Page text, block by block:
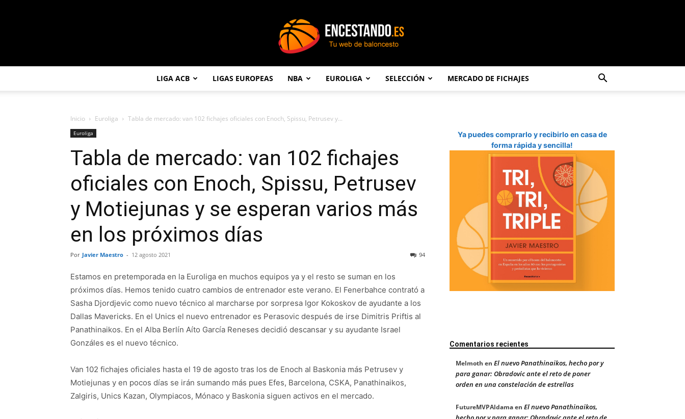
LIGA ACB LIGAS EUROPEAS NBA EUROLIGA SELECCIÓN MERCADO DE FICHAJES
Inicio Euroliga Tabla de mercado: van 102 fichajes oficiales con Enoch, Spissu, Petrusev y...
Euroliga
Tabla de mercado: van 102 fichajes
oficiales con Enoch, Spissu, Petrusev
y Motiejunas y se esperan varios más
en los próximos días
Por Javier Maestro - 12 agosto 2021 94
Estamos en pretemporada en la Euroliga en muchos equipos ya y el resto se suman en los
próximos días. Hemos tenido cuatro cambios de entrenador este verano. El Fenerbahce contrató a
Sasha Djordjevic como nuevo técnico al marcharse por sorpresa Igor Kokoskov de ayudante a los
Dallas Mavericks. En el Unics el nuevo entrenador es Perasovic después de irse Dimitris Priftis al
Panathinaikos. En el Alba Berlín Aíto García Reneses decidió descansar y su ayudante Israel
Gonzáles es el nuevo técnico.
Van 102 fichajes oficiales hasta el 19 de agosto tras los de Enoch al Baskonia más Petrusev y
Motiejunas y en pocos días se irán sumando más pues Efes, Barcelona, CSKA, Panathinaikos,
Zalgiris, Unics Kazan, Olympiacos, Mónaco y Baskonia siguen activos en el mercado.
Ya puedes comprarlo y recibirlo en casa de
forma rápida y sencilla!
Comentarios recientes
Melmoth en El nuevo Panathinaikos, hecho por y
para ganar: Obradovic ante el reto de poner
orden en una constelación de estrellas
FutureMVPAldamaen El nuevo Panathinaikos,